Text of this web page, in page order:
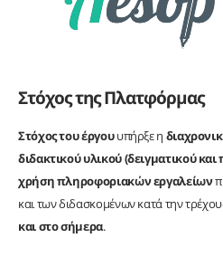
Στόχος της Πλατφόρμας
Στόχος του έργουυπήρξε η
διδακτικού υλικού (δειγματικού
χρήση πληροφοριακών εργαλείων
και των διδασκομένων κατά την
και στο σήμερα.